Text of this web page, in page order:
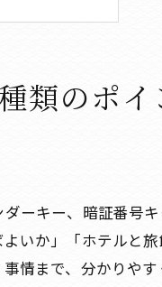
類のポイ
ーキー、暗証番号
いか」「ホテルと旅
情まで、分かりやす